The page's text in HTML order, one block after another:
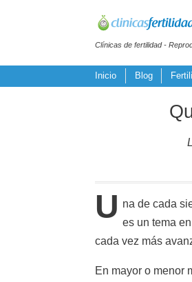
Clínicas de fertilidad -
Inicio Blog
U na de cada
es un tema
cada vez más
En mayor o menor